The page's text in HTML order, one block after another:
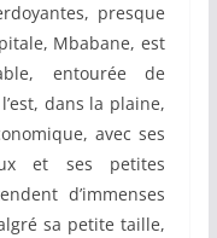
presque
Mbabane, est
entourée de
dans la plaine,
avec ses
et ses petites
d’immenses
sa petite taille,